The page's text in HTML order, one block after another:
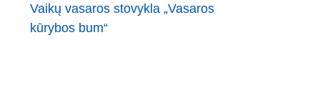
Vaikų vasaros stovykla „Vasaros
kūrybos bum“